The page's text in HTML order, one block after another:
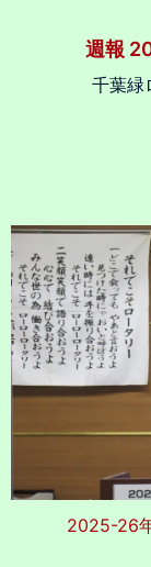
週報
千葉緑
2025-26